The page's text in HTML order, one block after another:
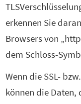
erkennen Sie
Browsers von
dem Schloss-
Wenn die SSL-
können die